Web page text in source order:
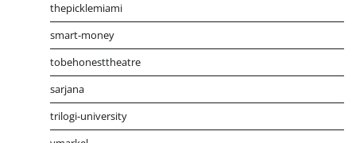
thepicklemiami
smart-money
tobehonesttheatre
sarjana
trilogi-university